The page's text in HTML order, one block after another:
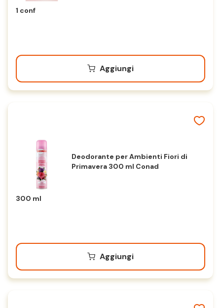
1 conf
Aggiungi
Deodorante per Ambienti Fiori di
Primavera 300 ml Conad
300 ml
Aggiungi